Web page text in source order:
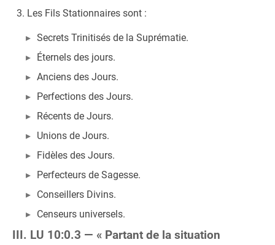
Les Fils Stationnaires sont :
Secrets Trinitisés de la Suprématie.
Éternels des jours.
Anciens des Jours.
Perfections des Jours.
Récents de Jours.
Unions de Jours.
Fidèles des Jours.
Perfecteurs de Sagesse.
Conseillers Divins.
Censeurs universels.
III. LU 10:0.3 — « Partant de la situation